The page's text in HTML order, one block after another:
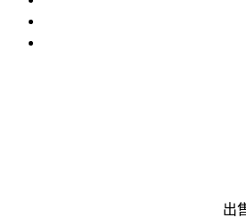
出